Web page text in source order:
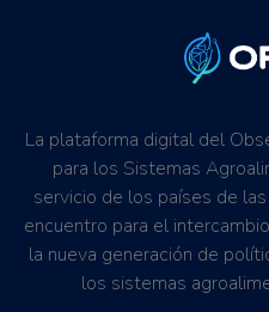
La plataforma digital del
para los Sistemas
servicio de los países de
encuentro para el
la nueva generación de
los sistemas